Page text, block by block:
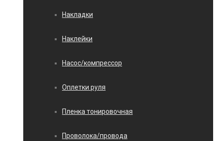
Накладки
Наклейки
Насос/компрессор
Оплетки руля
Пленка тонировочная
Проволока/провода